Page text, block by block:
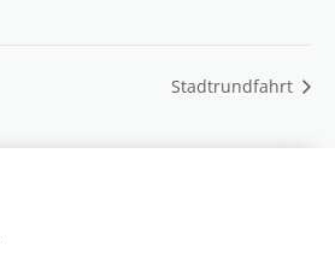
Stadtrundfahrt